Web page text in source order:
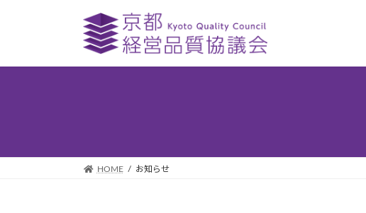
HOME お知らせ